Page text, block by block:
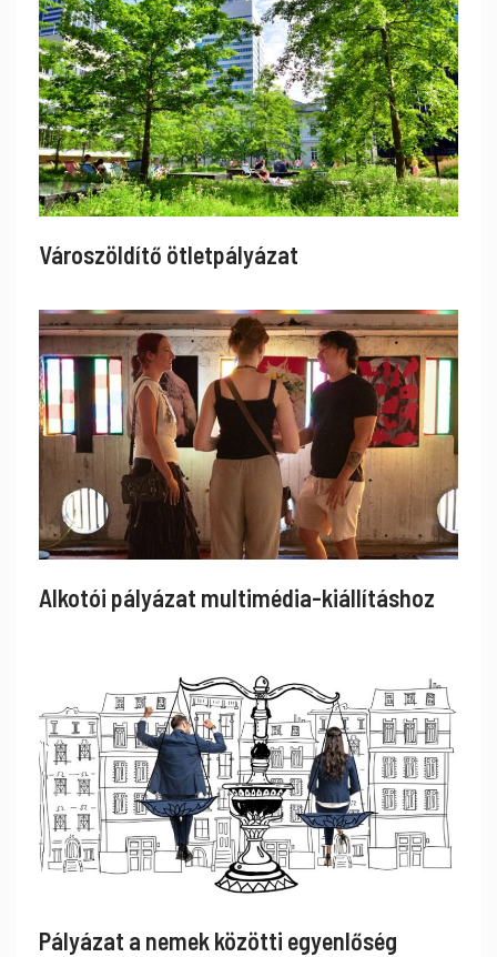
Városzöldítő ötletpályázat
Alkotói pályázat multimédia-kiállításhoz
Pályázat a nemek közötti egyenlőség